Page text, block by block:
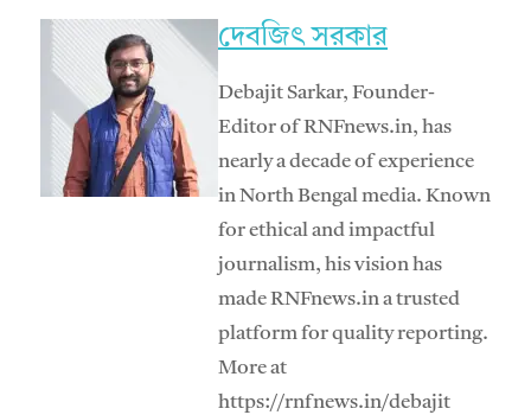
দেবজিৎ সরকার
Debajit Sarkar, Founder-
Editor of RNFnews.in, has
nearly a decade of experience
in North Bengal media. Known
for ethical and impactful
journalism, his vision has
made RNFnews.in a trusted
platform for quality reporting.
More at
https://rnfnews.in/debajit